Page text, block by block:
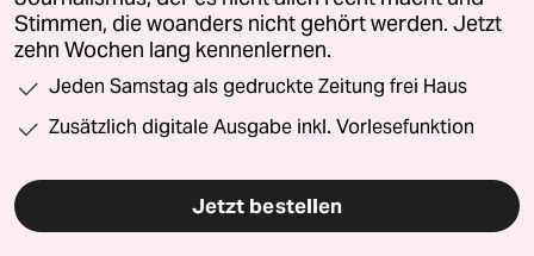
Stimmen, die woanders nicht gehört werden. Jetzt
zehn Wochen lang kennenlernen.
Jeden Samstag als gedruckte Zeitung frei Haus
Zusätzlich digitale Ausgabe inkl. Vorlesefunktion
Jetzt bestellen